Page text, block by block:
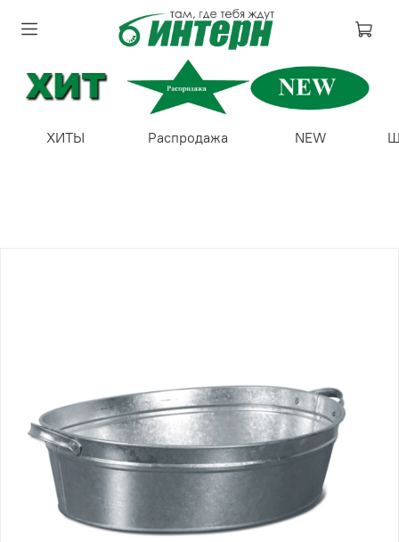
ХИТЫ Распродажа NEW